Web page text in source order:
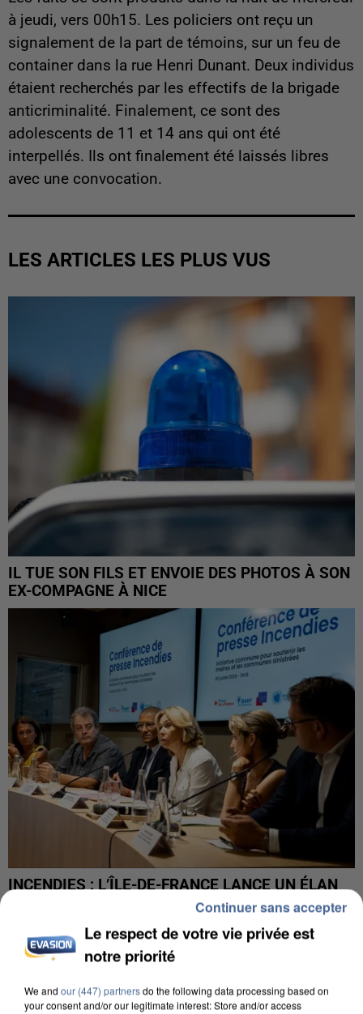
à jeudi, vers 00h15. Les policiers ont reçu un
signalement de la part de témoins, sur un feu de
container dans la rue Henri Dunant. Deux individus
étaient recherchés par les effectifs de la brigade
anticriminalité. Finalement, ce sont des
adolescents de 11 et 14 ans qui ont été
interpellés. Ils ont finalement été laissés libres
avec une convocation.
LES ARTICLES LES PLUS VUS
IL TUE SON FILS ET ENVOIE DES PHOTOS À SON
EX-COMPAGNE À NICE
INCENDIES : L’ÎLE-DE-FRANCE LANCE UN ÉLAN
DE SOLIDARITÉ AVEC LES...
Le respect de votre vie privée est
notre priorité
We and our (447) partnersdo the following data processing based on
your consent and/or our legitimate interest: Store and/or access
Continuer sans accepter